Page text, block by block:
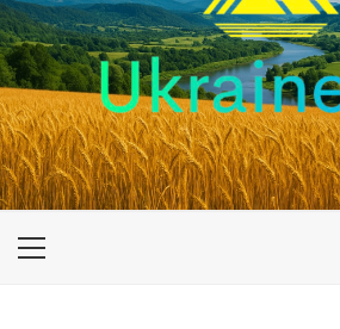
UKRAINE-IS
ПОДОРОЖI ПО УКРАЇНІ
Primary